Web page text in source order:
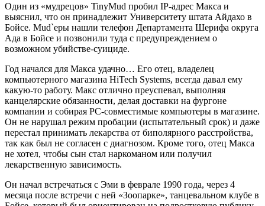
Один из «мудрецов» TinyMud пробил IP-адрес Макса и
выяснил, что он принадлежит Университету штата Айдахо в
Бойсе. Mud`еры нашли телефон Департамента Шерифа округа
Ада в Бойсе и позвонили туда с предупреждением о
возможном убийстве-суициде.
Год начался для Макса удачно… Его отец, владелец
компьютерного магазина HiTech Systems, всегда давал ему
какую-то работу. Макс отлично преуспевал, выполняя
канцелярские обязанности, делая доставки на фургоне
компании и собирая PC-совместимые компьютеры в магазине.
Он не нарушал режим пробации (испытательный срок) и даже
перестал принимать лекарства от биполярного расстройства,
так как был не согласен с диагнозом. Кроме того, отец Макса
не хотел, чтобы сын стал наркоманом или получил
лекарственную зависимость.
Он начал встречаться с Эми в феврале 1990 года, через 4
месяца после встречи с ней «Зоопарке», танцевальном клубе в